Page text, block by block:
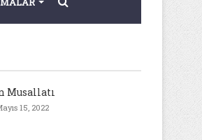
Musallatı
15, 2022